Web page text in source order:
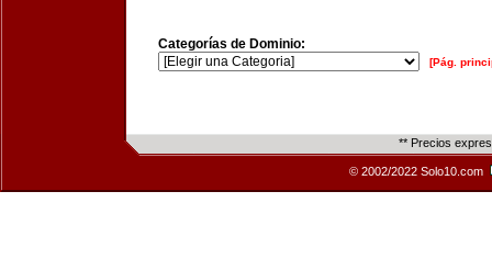
Categorías de Dominio:
[Pág.
** Precios
© 2002/2022 Solo10.com